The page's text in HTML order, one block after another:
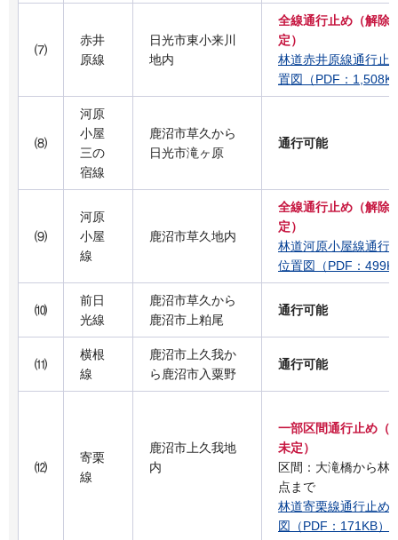
⑺
赤井
原線
日光市東小来川
地内
全線通行止め（解除
定）
林道赤井原線通行止
置図（PDF：
⑻
河原
小屋
三の
宿線
鹿沼市草久から
日光市滝ヶ原
通行可能
⑼
河原
小屋
線
鹿沼市草久地内
全線通行止め（解除
定）
林道河原小屋線通行
位置図（PDF：
⑽
前日
光線
鹿沼市草久から
鹿沼市上粕尾
通行可能
⑾
横根
線
鹿沼市上久我か
ら鹿沼市入粟野
通行可能
⑿
寄栗
線
鹿沼市上久我地
内
一部区間通行止め（
未定）
区間：大滝橋から林
点まで
林道寄栗線通行止め
図（PDF：171KB）